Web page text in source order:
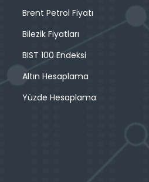
Brent Petrol Fiyatı
Bilezik Fiyatları
BIST 100 Endeksi
Altın Hesaplama
Yüzde Hesaplama